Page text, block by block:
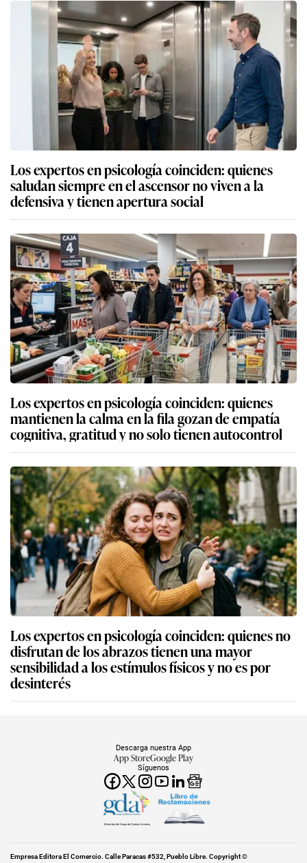
Los expertos en psicología coinciden: quienes
saludan siempre en el ascensor no viven a la
defensiva y tienen apertura social
Los expertos en psicología coinciden: quienes
mantienen la calma en la fila gozan de empatía
cognitiva, gratitud y no solo tienen autocontrol
Los expertos en psicología coinciden: quienes no
disfrutan de los abrazos tienen una mayor
sensibilidad a los estímulos físicos y no es por
desinterés
Síguenos
Descarga nuestra App
App StoreGoogle Play
Miembro del Grupo de Diarios América
Empresa Editora El Comercio. Calle Paracas #532, Pueblo Libre. Copyright ©